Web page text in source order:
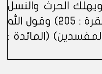
الحرث والنسل
والله لا يحب الفساد) (البقرة : 205) وقول الله
(المائدة :